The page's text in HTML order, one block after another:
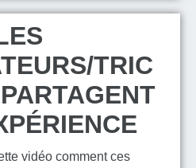
TRIC
vidéo comment ces